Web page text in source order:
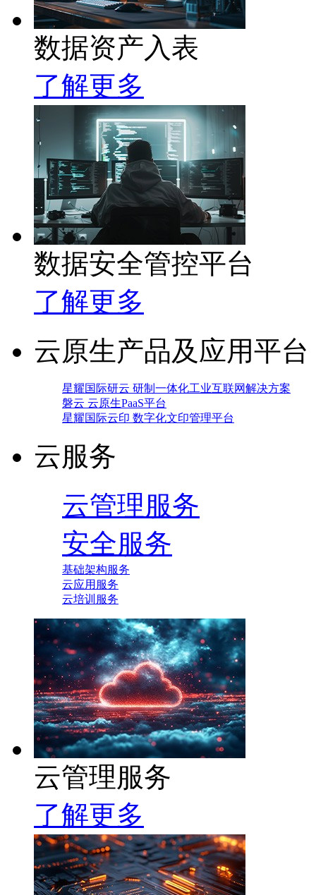
数据资产入表
了解更多
数据安全管控平台
了解更多
云原生产品及应用平台
星耀国际研云 研制一体化工业互联网解决方案
磐云 云原生PaaS平台
星耀国际云印 数字化文印管理平台
云服务
云管理服务
安全服务
基础架构服务
云应用服务
云培训服务
云管理服务
了解更多